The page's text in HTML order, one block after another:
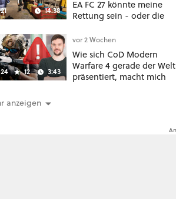
14:38
EA FC 27 könnte meine
Rettung sein - oder die
12 3:43
vor 2 Wochen
Wie sich CoD Modern
Warfare 4 gerade der Welt
präsentiert, macht mich
anzeigen